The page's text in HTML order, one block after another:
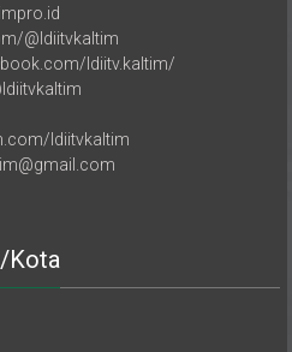
@ldiitvkaltim
ldiitv.kaltim/
ldiitvkaltim
Kota